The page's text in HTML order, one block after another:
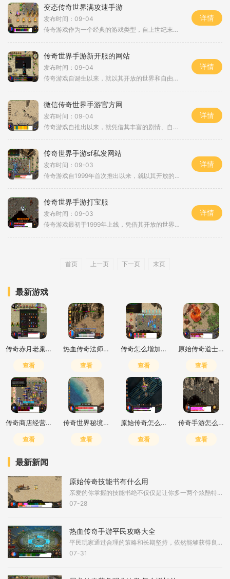
变态传奇世界满攻速手游
发布时间：09-04
传奇游戏作为一个经典的游戏类型，自上世纪末问世以来便赢得了大量玩家的青睐。游戏中玩家们可以自由选择角色，体验丰富多彩的冒险旅程。尤其是在变态传奇世界满攻速手游中，游戏不仅保留了传统传奇的经典元素，还进行了多方面的创新与优化，使得玩家在游戏中
详情
传奇世界手游新开服的网站
发布时间：09-04
传奇游戏自诞生以来，就以其开放的世界和自由的角色扮演系统吸引了无数玩家。玩家可以选择不同的职业，参与各种任务、打怪和与其他玩家进行对战。新开服的网站提供了便捷的注册方式，让新玩家能够快速加入到这个充满冒险与挑战的世界中。角色扮演与职业组合在
详情
微信传奇世界手游官方网
发布时间：09-04
传奇游戏自推出以来，就凭借其丰富的剧情、自由的玩法和社交互动而深受玩家喜爱。游戏中，玩家可以选择不同的职业，参与到这个庞大的虚拟世界中，与其他玩家一同探索、战斗与合作。微信传奇世界手游不仅完美复刻了经典的传奇体验，还对其进行了优化，让新老玩
详情
传奇世界手游sf私发网站
发布时间：09-03
传奇游戏自1999年首次推出以来，就以其开放的世界观和自由度吸引了大量玩家。游戏中，玩家可以选择不同的职业，如战士、法师和道士，每个职业都有独特的技能和玩法，极大地丰富了游戏体验。尤其是在传奇世界手游SF私发网站中，玩家不仅可以体验到经典的
详情
传奇世界手游打宝服
发布时间：09-03
传奇游戏最初于1999年上线，凭借其开放的世界观和自由的角色扮演元素，迅速赢得了玩家的青睐。在这款游戏中，玩家可以选择不同的职业，进行打怪、升级、PK等多种活动。随着时间的推移，传奇游戏不断发展，推出了多个版本和衍生作品。而传奇世界手游打宝
详情
首页 上一页 下一页 末页
最新游戏
传奇赤月老巢详细地图
查看
热血传奇法师灭天火和流星火雨哪个好
查看
传奇怎么增加技能等级上限
查看
原始传奇道士怎么样
查看
传奇商店经营与打造英雄选择
查看
传奇世界秘境从哪进
查看
原始传奇怎么捡东西
查看
传奇手游怎么加技能点
查看
最新新闻
原始传奇技能书有什么用
亲爱的你掌握的技能书绝不仅仅是让你多一两个炫酷特效那么简单，它们可是实实在在提升你硬实力的关键宝贝。想象一下，当你从包裹里郑重地拿出一本技能书并学会上面记载的绝技
07-28
热血传奇手游平民攻略大全
平民玩家通过合理的策略和长期坚持，依然能够获得良好的游戏体验。游戏的核心体验围绕着职业选择、装备获取、资源管理、团队合作与日常活动规划展开。职业选择是首要步骤，战
07-31